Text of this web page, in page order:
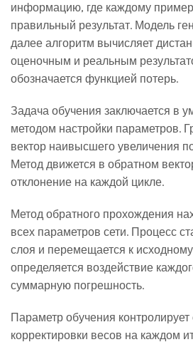
информацию, где каждому
правильный результат. Модель
далее алгоритм вычисляет
оценочным и реальным
обозначается функцией потерь.
Задача обучения заключается в
методом настройки параметров.
вектор наивысшего увеличения
Метод движется в обратном
отклонение на каждой цикле.
Метод обратного прохождения
всех параметров сети. Процесс
слоя и перемещается к
определяется воздействие
суммарную погрешность.
Параметр обучения контролирует
корректировки весов на каждом